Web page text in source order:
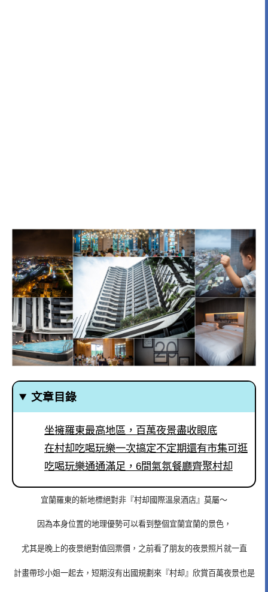
文章目錄
坐擁羅東最高地區，百萬夜景盡收眼底
在村却吃喝玩樂一次搞定不定期還有市集可逛
吃喝玩樂通通滿足，6間氣氛餐廳齊聚村却
宜蘭羅東的新地標絕對非『村却國際溫泉酒店』莫屬～
因為本身位置的地理優勢可以看到整個宜蘭宜蘭的景色，
尤其是晚上的夜景絕對值回票價，之前看了朋友的夜景照片就一直
計畫帶珍小姐一起去，短期沒有出國規劃來『村却』欣賞百萬夜景也是